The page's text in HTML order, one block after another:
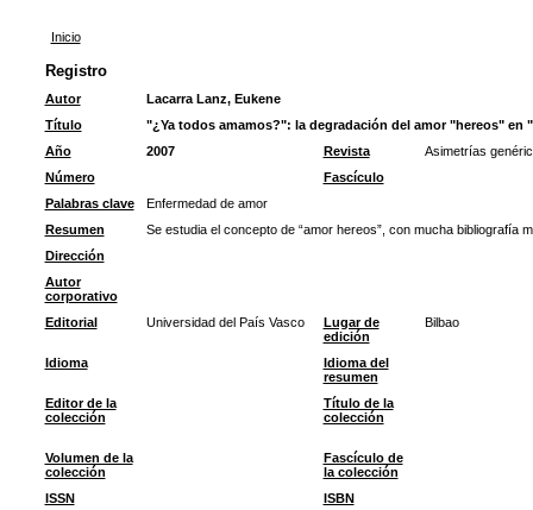
Inicio
Registro
Autor
Lacarra Lanz, Eukene
Título
"¿Ya todos amamos?": la degradación del amor "hereos" en
Año
2007 Revista
Asimetrías
Número
Fascículo
Palabras clave
Enfermedad de amor
Resumen
Se estudia el concepto de “amor hereos”, con mucha bibliografía
Dirección
Autor
corporativo
Editorial
Universidad del País Vasco
Lugar de
edición
Bilbao
Idioma
Idioma del
resumen
Editor de la
colección
Título de la
colección
Volumen de la
colección
Fascículo de
la colección
ISSN
ISBN